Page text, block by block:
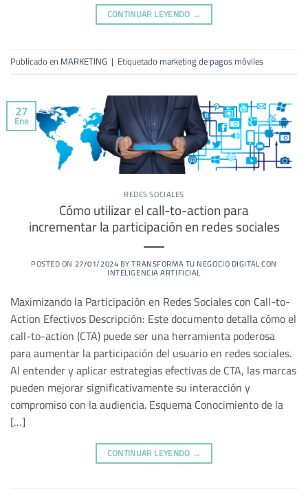
CONTINUAR LEYENDO →
Publicado en MARKETING | Etiquetado marketing de pagos móviles
27
Ene
REDES SOCIALES
Cómo utilizar el call-to-action para
incrementar la participación en redes sociales
POSTED ON 27/01/2024BYTRANSFORMA TU NEGOCIO DIGITAL CON
INTELIGENCIA ARTIFICIAL
Maximizando la Participación en Redes Sociales con Call-to-
Action Efectivos Descripción: Este documento detalla cómo el
call-to-action (CTA) puede ser una herramienta poderosa
para aumentar la participación del usuario en redes sociales.
Al entender y aplicar estrategias efectivas de CTA, las marcas
pueden mejorar significativamente su interacción y
compromiso con la audiencia. Esquema Conocimiento de la
[…]
CONTINUAR LEYENDO →